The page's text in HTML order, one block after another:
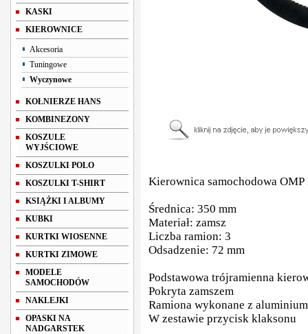
KASKI
KIEROWNICE
Akcesoria
Tuningowe
Wyczynowe
KOŁNIERZE HANS
KOMBINEZONY
KOSZULE
WYJŚCIOWE
KOSZULKI POLO
KOSZULKI T-SHIRT
KSIĄŻKI I ALBUMY
KUBKI
KURTKI WIOSENNE
KURTKI ZIMOWE
MODELE
SAMOCHODÓW
NAKLEJKI
OPASKI NA
NADGARSTEK
Kierownica samochodowa OMP
Średnica: 350 mm
Materiał: zamsz
Liczba ramion: 3
Odsadzenie: 72 mm
Podstawowa trójramienna
Pokryta zamszem
Ramiona wykonane z aluminium
W zestawie przycisk klaksonu